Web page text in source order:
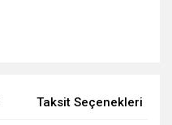
Taksit Seçenekleri